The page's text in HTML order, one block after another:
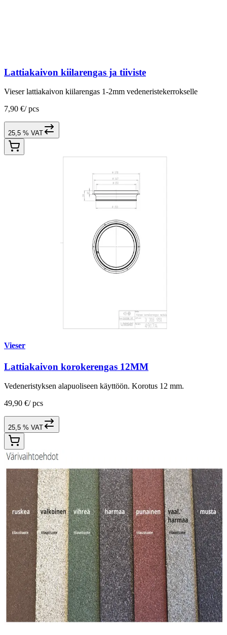
Lattiakaivon kiilarengas ja tiiviste
Vieser lattiakaivon kiilarengas 1-2mm vedeneristekerrokselle
7,90 €/ pcs
25,5 % VAT
Vieser
Lattiakaivon korokerengas 12MM
Vedeneristyksen alapuoliseen käyttöön. Korotus 12 mm.
49,90 €/ pcs
25,5 % VAT